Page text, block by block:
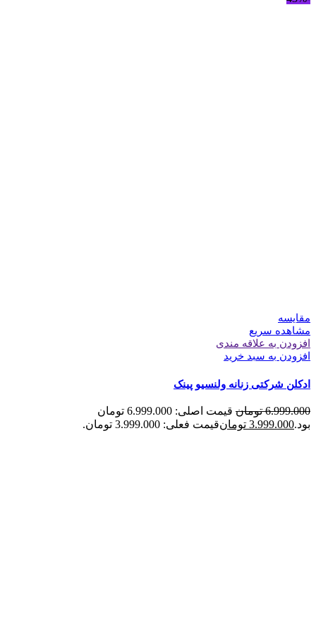
مقایسه
مشاهده سریع
افزودن به علاقه مندی
افزودن به سبد خرید
ادکلن شرکتی زنانه ولنسیو پینک
6.999.000 تومان
قیمت اصلی: 6.999.000 تومان
بود.3.999.000 تومانقیمت فعلی: 3.999.000 تومان.